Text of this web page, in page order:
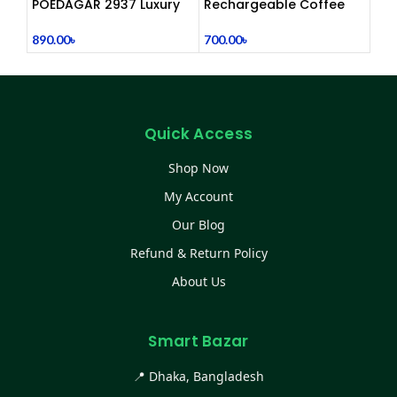
POEDAGAR 2937 Luxury
890.00৳
Rechargeable Coffee
Foamer.
700.00৳
Quick Access
Shop Now
My Account
Our Blog
Refund & Return Policy
About Us
Smart Bazar
📍 Dhaka, Bangladesh